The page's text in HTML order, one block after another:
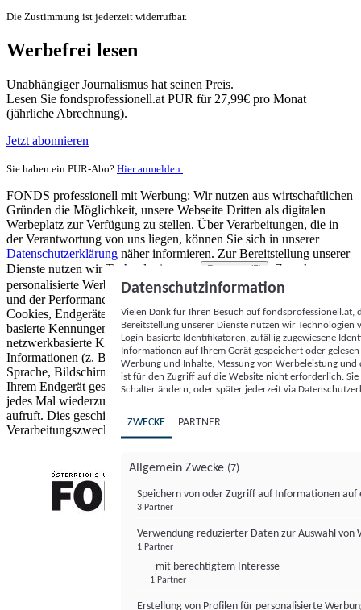
Die Zustimmung ist jederzeit widerrufbar.
Werbefrei lesen
Unabhängiger Journalismus hat seinen Preis.
Lesen Sie fondsprofessionell.at PUR für 27,99€ pro Monat
(jährliche Abrechnung).
Jetzt abonnieren
Sie haben ein PUR-Abo? Hier anmelden.
FONDS professionell mit Werbung: Wir nutzen aus wirtschaftlichen
Gründen die Möglichkeit, unsere Webseite Dritten als digitalen
Werbeplatz zur Verfügung zu stellen. Über Verarbeitungen, die in
der Verantwortung von uns liegen, können Sie sich in unserer
Datenschutzerklärung näher informieren. Zur Bereitstellung unserer
Dienste nutzen wir Technologien von
Partnern (5)
. Zwecke:
personalisierte Werbung und Inhalte, Messung von Werbeleistung
und der Performance von Inhalten sowie Zielgruppenforschung.
Cookies, Endgeräte- oder ähnliche Online-Kennungen (z. B. login-
basierte Kennungen, zufällig generierte Kennungen,
netzwerkbasierte Kennungen) können zusammen mit anderen
Informationen (z. B. Browsertyp und Browserinformationen,
Sprache, Bildschirmgröße, unterstützte Technologien usw.) auf
Ihrem Endgerät gespeichert oder von dort ausgelesen werden, um es
jedes Mal wiederzuerkennen, wenn es eine App oder einer Webseite
aufruft. Dies geschieht für einen oder mehrere der hier aufgeführten
Verarbeitungszwecke.
Datenschutzinformation
Vielen Dank für Ihren Besuch auf
Bereitstellung unserer Dienste nutzen wir Technologien
Login-basierte Identifikatoren, zufällig zugewiesene
Informationen auf Ihrem Gerät gespeichert oder
Werbung und Inhalte, Messung von Werbeleistung
ist für den Zugriff auf die Website nicht erforderlich.
Schalter ändern, oder später jederzeit via
ZWECKE PARTNER
Allgemein Zwecke (7)
Speichern von oder Zugriff auf Informationen auf
3 Partner
Verwendung reduzierter Daten zur Auswahl von
1 Partner
- mit berechtigtem Interesse
1 Partner
Erstellung von Profilen für personalisierte
FONDS professionell